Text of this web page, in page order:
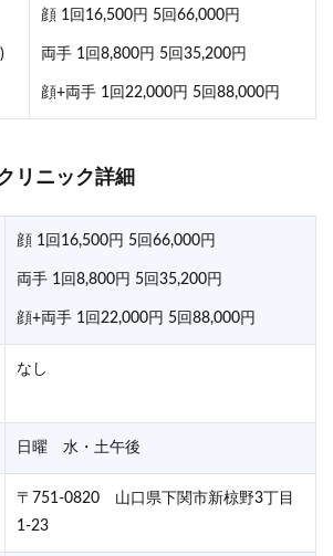
顔 1回16,500円 5回66,000円
両手 1回8,800円 5回35,200円
顔+両手 1回22,000円 5回88,000円
リニック詳細
顔 1回16,500円 5回66,000円
両手 1回8,800円 5回35,200円
顔+両手 1回22,000円 5回88,000円
なし
日曜 水・土午後
〒751-0820 山口県下関市新椋野3丁目
1-23